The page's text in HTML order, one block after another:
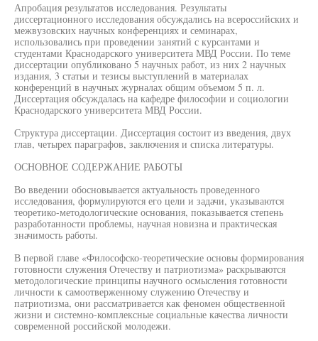
Апробация результатов исследования. Результаты
диссертационного исследования обсуждались на всероссийских и
межвузовских научных конференциях и семинарах,
использовались при проведении занятий с курсантами и
студентами Краснодарского университета МВД России. По теме
диссертации опубликовано 5 научных работ, из них 2 научных
издания, 3 статьи и тезисы выступлений в материалах
конференций в научных журналах общим объемом 5 п. л.
Диссертация обсуждалась на кафедре философии и социологии
Краснодарского университета МВД России.
Структура диссертации. Диссертация состоит из введения, двух
глав, четырех параграфов, заключения и списка литературы.
ОСНОВНОЕ СОДЕРЖАНИЕ РАБОТЫ
Во введении обосновывается актуальность проведенного
исследования, формулируются его цели и задачи, указываются
теоретико-методологические основания, показывается степень
разработанности проблемы, научная новизна и практическая
значимость работы.
В первой главе «Философско-теоретические основы формирования
готовности служения Отечеству и патриотизма» раскрываются
методологические принципы научного осмысления готовности
личности к самоотверженному служению Отечеству и
патриотизма, они рассматривается как феномен общественной
жизни и системно-комплексные социальные качества личности
современной российской молодежи.